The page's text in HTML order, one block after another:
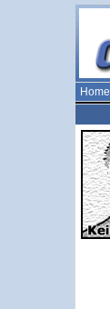
Home